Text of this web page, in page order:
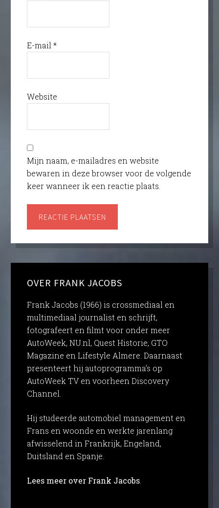
E-mail*
Website
Mijn naam, e-mailadres en website
bewaren in deze browser voor de volgende
keer wanneer ik een reactie plaats.
OVER FRANK JACOBS
Frank Jacobs (1966) is crossmediaal en
multimediaal journalist en schrijft,
fotografeert en filmt voor onder meer
AutoWeek, NU.nl, Quest Historie, GTO
Magazine en Lifestyle Almere. Daarnaast
presenteert hij autoprogramma’s op
AutoWeek TV en voorheen Discovery
Channel.
Hij studeerde automobiel management en
Frans en woonde en werkte jarenlang
afwisselend in Frankrijk, Engeland,
Duitsland en Spanje.
Lees meer over Frank Jacobs.